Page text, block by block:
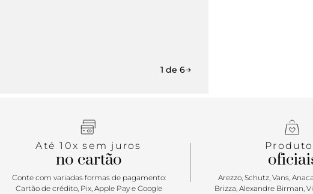
1 de 6
Até 10x sem juros
no cartão
Conte com variadas formas de pagamento:
Cartão de crédito, Pix, Apple Pay e Google
Arezzo, Schutz, Vans,
Brizza, Alexandre Birman,